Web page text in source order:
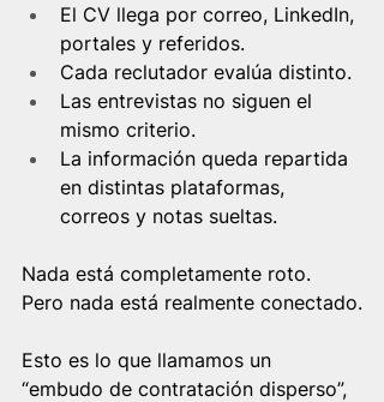
El CV llega por correo, LinkedIn,
portales y referidos.
Cada reclutador evalúa distinto.
Las entrevistas no siguen el
mismo criterio.
La información queda repartida
en distintas plataformas,
correos y notas sueltas.
Nada está completamente roto.
Pero nada está realmente conectado.
Esto es lo que llamamos un
“embudo de contratación disperso”,